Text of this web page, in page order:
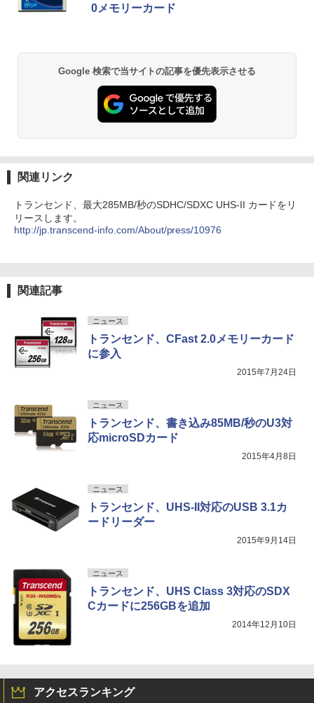
0メモリーカード
Google 検索で当サイトの記事を優先表示させる
関連リンク
トランセンド、最大285MB/秒のSDHC/SDXC UHS-II カードをリ
リースします。
http://jp.transcend-info.com/About/press/10976
関連記事
ニュース
トランセンド、CFast 2.0メモリーカード
に参入
2015年7月24日
ニュース
トランセンド、書き込み85MB/秒のU3対
応microSDカード
2015年4月8日
ニュース
トランセンド、UHS-II対応のUSB 3.1カ
ードリーダー
2015年9月14日
ニュース
トランセンド、UHS Class 3対応のSDX
Cカードに256GBを追加
2014年12月10日
アクセスランキング